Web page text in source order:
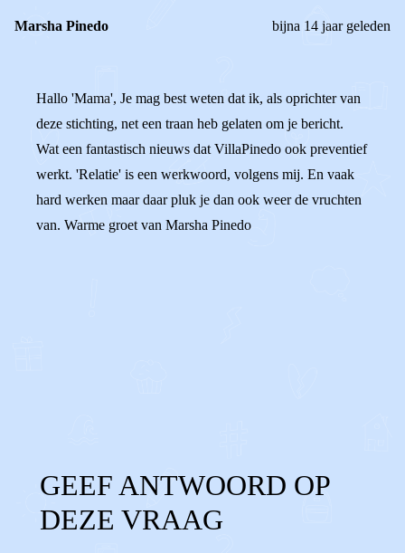
Marsha Pinedo bijna 14 jaar geleden
Hallo 'Mama', Je mag best weten dat ik, als oprichter van
deze stichting, net een traan heb gelaten om je bericht.
Wat een fantastisch nieuws dat VillaPinedo ook preventief
werkt. 'Relatie' is een werkwoord, volgens mij. En vaak
hard werken maar daar pluk je dan ook weer de vruchten
van. Warme groet van Marsha Pinedo
GEEF ANTWOORD OP
DEZE VRAAG